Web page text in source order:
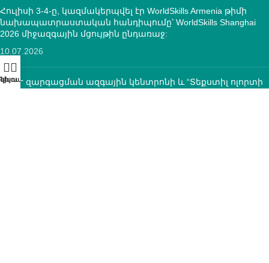
Հուլիսի 3-4-ը, կազմակերպվել էր WorldSkills Armenia թիմի
նախապատրաստական հանդիպումը՝ WorldSkills Shanghai
2026 միջազգային մցույթին ընդառաջ:
10.07.2026
ՄԿՈՒ զարգացման ազգային կենտրոնի և “Տեքստիլ ոլորտի